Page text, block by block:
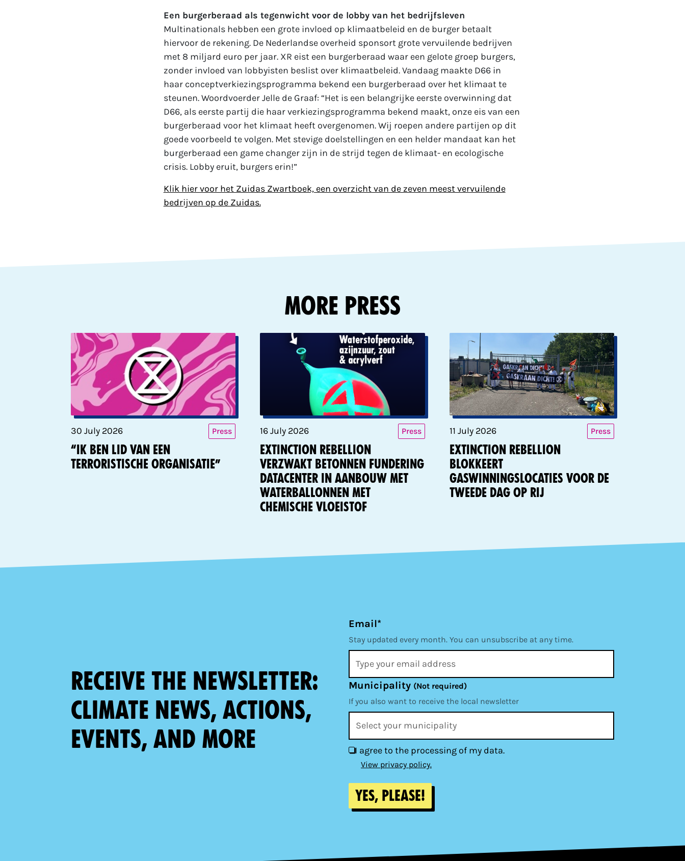
Een burgerberaad als tegenwicht voor de lobby van het bedrijfsleven
Multinationals hebben een grote invloed op klimaatbeleid en de burger betaalt
hiervoor de rekening. De Nederlandse overheid sponsort grote vervuilende bedrijven
met 8 miljard euro per jaar. XR eist een burgerberaad waar een gelote groep burgers,
zonder invloed van lobbyisten beslist over klimaatbeleid. Vandaag maakte D66 in
haar conceptverkiezingsprogramma bekend een burgerberaad over het klimaat te
steunen. Woordvoerder Jelle de Graaf: “Het is een belangrijke eerste overwinning dat
D66, als eerste partij die haar verkiezingsprogramma bekend maakt, onze eis van een
burgerberaad voor het klimaat heeft overgenomen. Wij roepen andere partijen op dit
goede voorbeeld te volgen. Met stevige doelstellingen en een helder mandaat kan het
burgerberaad een game changer zijn in de strijd tegen de klimaat- en ecologische
crisis. Lobby eruit, burgers erin!”
Klik hier voor het Zuidas Zwartboek, een overzicht van de zeven meest vervuilende
bedrijven op de Zuidas.
More Press
30 July 2026 Press
“Ik ben lid van een
terroristische organisatie”
16 July 2026 Press
Extinction Rebellion
verzwakt betonnen fundering
datacenter in aanbouw met
waterballonnen met
chemische vloeistof
11 July 2026 Press
Extinction Rebellion
blokkeert
gaswinningslocaties voor de
tweede dag op rij
Receive the newsletter:
climate news, actions,
events, and more
Email*
Stay updated every month. You can unsubscribe at any time.
Municipality (Not required)
If you also want to receive the local newsletter
I agree to the processing of my data.
View privacy policy.
Yes, please!